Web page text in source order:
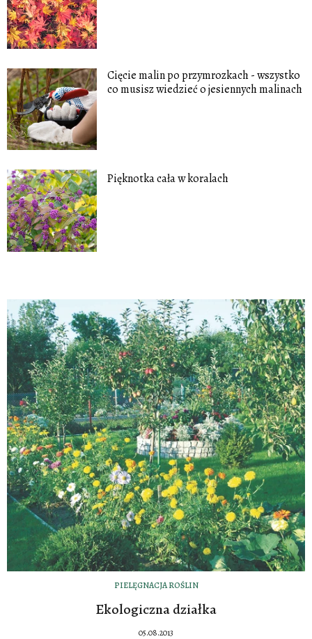
Cięcie malin po przymrozkach - wszystko
co musisz wiedzieć o jesiennych malinach
Pięknotka cała w koralach
PIELĘGNACJA ROŚLIN
Ekologiczna działka
05.08.2013